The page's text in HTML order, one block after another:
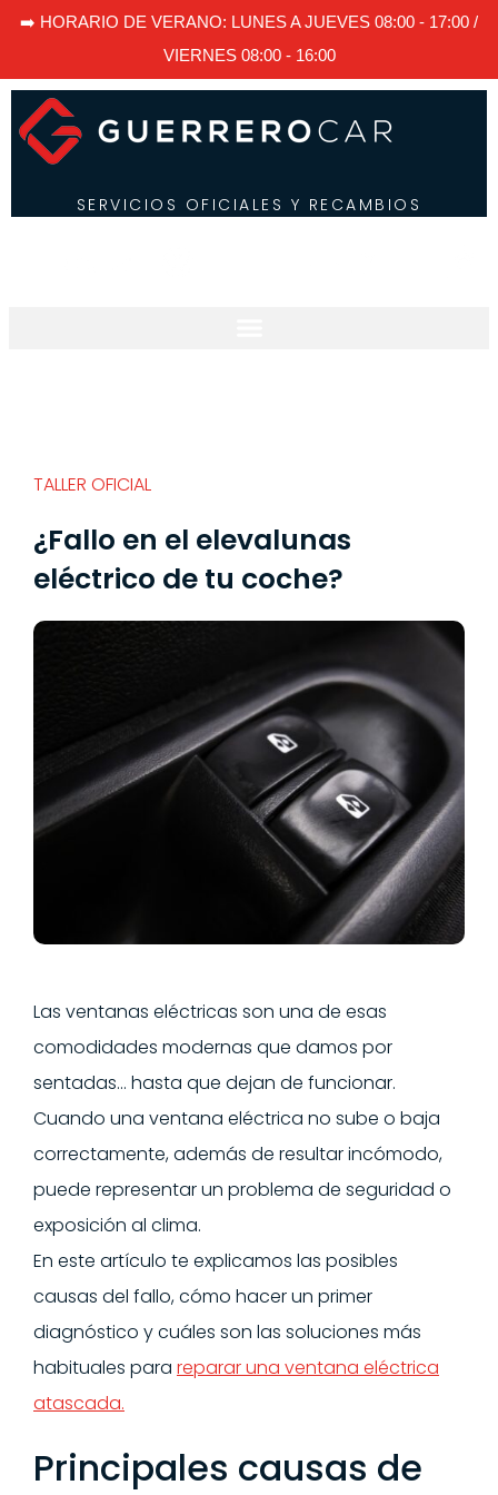
➡️ HORARIO DE VERANO: LUNES A JUEVES 08:00 - 17:00 /
VIERNES 08:00 - 16:00
SERVICIOS OFICIALES Y RECAMBIOS
TALLER OFICIAL
¿Fallo en el elevalunas
eléctrico de tu coche?
Las ventanas eléctricas son una de esas
comodidades modernas que damos por
sentadas… hasta que dejan de funcionar.
Cuando una ventana eléctrica no sube o baja
correctamente, además de resultar incómodo,
puede representar un problema de seguridad o
exposición al clima.
En este artículo te explicamos las posibles
causas del fallo, cómo hacer un primer
diagnóstico y cuáles son las soluciones más
habituales para reparar una ventana eléctrica
atascada.
Principales causas de